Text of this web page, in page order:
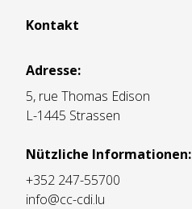
Kontakt
Adresse:
5, rue Thomas Edison
L-1445 Strassen
Nützliche Informationen:
+352 247-55700
info@cc-cdi.lu